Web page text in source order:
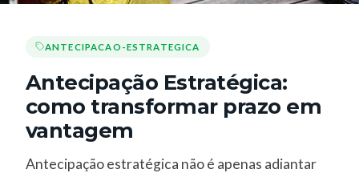
ANTECIPACAO-ESTRATEGICA
Antecipação Estratégica:
como transformar prazo em
vantagem
Antecipação estratégica não é apenas adiantar